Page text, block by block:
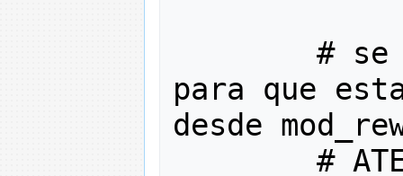
# se
para que
desde
#